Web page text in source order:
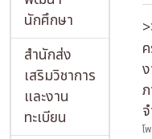
นักศึกษา
สำนักส่ง
เสริมวิชาการ
และงาน
ทะเบียน
โ